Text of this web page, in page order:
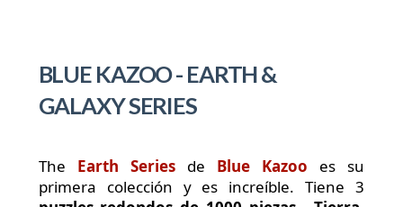
BLUE KAZOO - EARTH &
GALAXY SERIES
The Earth Seriesde Blue Kazoo es su
primera colección y es increíble. Tiene 3